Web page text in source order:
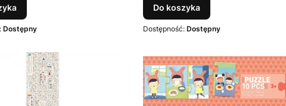
Dostępny
Do koszyka
Dostępność: Dostępny